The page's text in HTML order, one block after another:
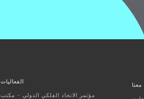
الفعاليات
مؤتمر الاتحاد الفلكي الدولي – مكتب